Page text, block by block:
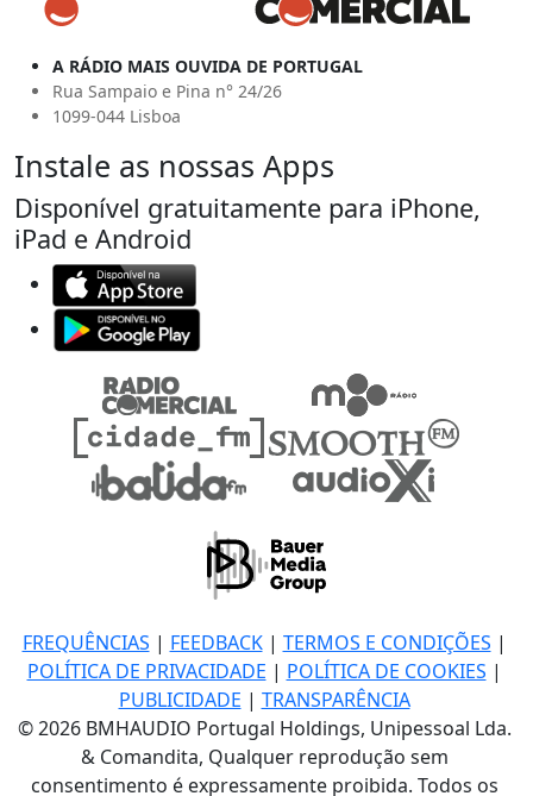
A RÁDIO MAIS OUVIDA DE PORTUGAL
Rua Sampaio e Pina n° 24/26
1099-044 Lisboa
Instale as nossas Apps
Disponível gratuitamente para iPhone,
iPad e Android
FREQUÊNCIAS | FEEDBACK| TERMOS E CONDIÇÕES |
POLÍTICA DE PRIVACIDADE | POLÍTICA DE COOKIES |
PUBLICIDADE | TRANSPARÊNCIA
© 2026 BMHAUDIO Portugal Holdings, Unipessoal Lda.
& Comandita, Qualquer reprodução sem
consentimento é expressamente proibida. Todos os